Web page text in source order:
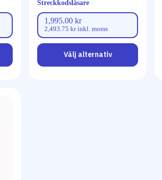
Streckkodsläsare
1,995.00kr
2,493.75krinkl. moms
Välj alternativ